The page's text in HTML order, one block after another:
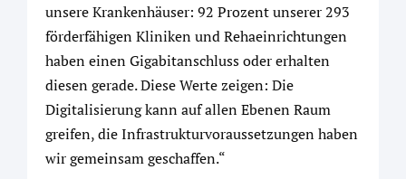
unsere Krankenhäuser: 92 Prozent unserer 293
förderfähigen Kliniken und Rehaeinrichtungen
haben einen Gigabitanschluss oder erhalten
diesen gerade. Diese Werte zeigen: Die
Digitalisierung kann auf allen Ebenen Raum
greifen, die Infrastrukturvoraussetzungen haben
wir gemeinsam geschaffen.“